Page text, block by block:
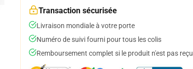
Transaction sécurisée
Livraison mondiale à votre porte
Numéro de suivi fourni pour tous les colis
Remboursement complet si le produit n'est pas reçu